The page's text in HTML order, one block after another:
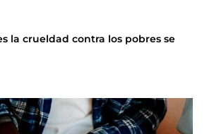
la crueldad contra los pobres se